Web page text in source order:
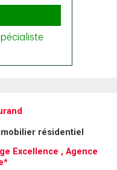
résidentiel
Excellence , Agence